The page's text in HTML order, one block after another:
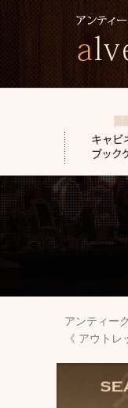
アンティー
《 アウト